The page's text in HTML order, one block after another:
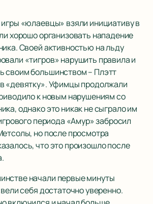
«юлаевцы» взяли инициативу в
хорошо организовать нападение
Своей активностью на льду
«тигров» нарушить правила и
своим большинством – Плэтт
«девятку». Уфимцы продолжали
к новым нарушениям со
однако это никак не сыграло им
периода «Амур» забросил
но после просмотра
что это произошло после
начали первые минуты
себя достаточно уверенно.